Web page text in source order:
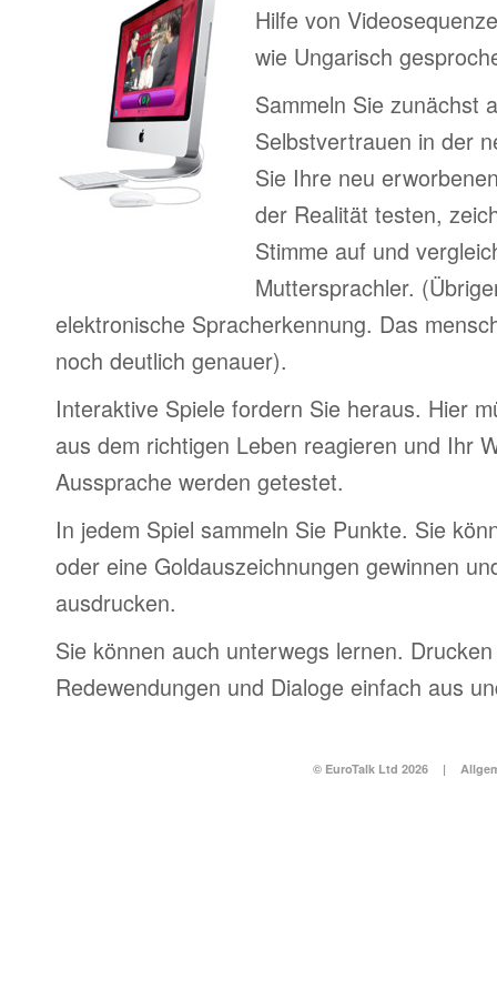
Hilfe von
wie Ungarisch
Sammeln Sie zunächst
Selbstvertrauen in der
Sie Ihre neu
der Realität testen,
Stimme auf und
Muttersprachler.
elektronische Spracherkennung. Das
noch deutlich genauer).
Interaktive Spiele fordern Sie heraus. Hier
aus dem richtigen Leben reagieren und Ihr
Aussprache werden getestet.
In jedem Spiel sammeln Sie Punkte. Sie
oder eine Goldauszeichnungen gewinnen
ausdrucken.
Sie können auch unterwegs lernen.
Redewendungen und Dialoge einfach aus
© EuroTalk Ltd 2026 |